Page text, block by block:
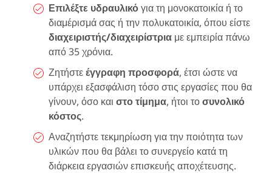
Επιλέξτε υδραυλικόγια τη μονοκατοικία ή το
διαμέρισμά σας ή την πολυκατοικία, όπου είστε
διαχειριστής/διαχειρίστρια με εμπειρία πάνω
από 35 χρόνια.
Ζητήστεέγγραφη προσφορά, έτσι ώστε να
υπάρχει εξασφάλιση τόσο στις εργασίες που θα
γίνουν, όσο και στο τίμημα, ήτοι τοσυνολικό
κόστος.
Αναζητήστε τεκμηρίωση για την ποιότητα των
υλικών που θα βάλει το συνεργείο κατά τη
διάρκεια εργασιών επισκευής αποχέτευσης.